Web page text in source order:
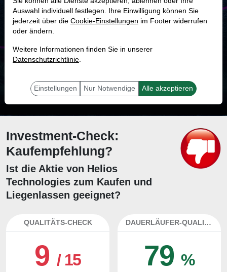
Umsatz 839,00 Mio. USD
86.6 %
mit dieser Aktie erfolgreich sein.
Investment-Check:
Kaufempfehlung?
Ist die Aktie von Helios
Technologies zum Kaufen und
Liegenlassen geeignet?
QUALITÄTS-CHECK
9/ 15
DAUERLÄUFER-QUALITÄTEN
79%
Auswahl individuell festlegen. Ihre Einwilligung können Sie
jederzeit über die Cookie-Einstellungen im Footer widerrufen
oder ändern.
Weitere Informationen finden Sie in unserer
Datenschutzrichtlinie.
Einstellungen Nur Notwendige Alle akzeptieren